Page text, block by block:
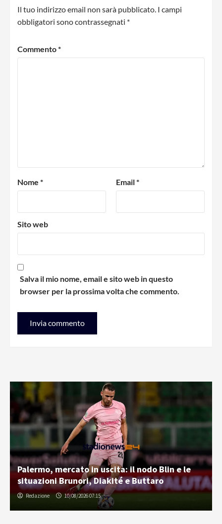
Il tuo indirizzo email non sarà pubblicato. I campi
obbligatori sono contrassegnati *
Commento*
Nome * Email*
Sito web
Salva il mio nome, email e sito web in questo
browser per la prossima volta che commento.
Palermo, mercato in uscita: il nodo Blin e le
situazioni Brunori, Diakité e Buttaro
Redazione 10/08/2026 07:15